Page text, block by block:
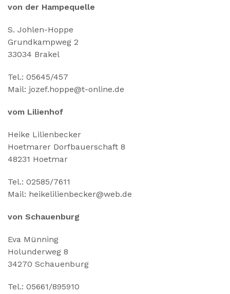
von der Hampequelle
S. Johlen-Hoppe
Grundkampweg 2
33034 Brakel
Tel.: 05645/457
Mail: jozef.hoppe@t-online.de
vom Lilienhof
Heike Lilienbecker
Hoetmarer Dorfbauerschaft 8
48231 Hoetmar
Tel.: 02585/7611
Mail: heikelilienbecker@web.de
von Schauenburg
Eva Münning
Holunderweg 8
34270 Schauenburg
Tel.: 05661/895910